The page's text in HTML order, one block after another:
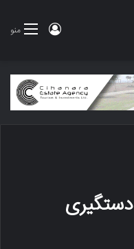
منو ورود